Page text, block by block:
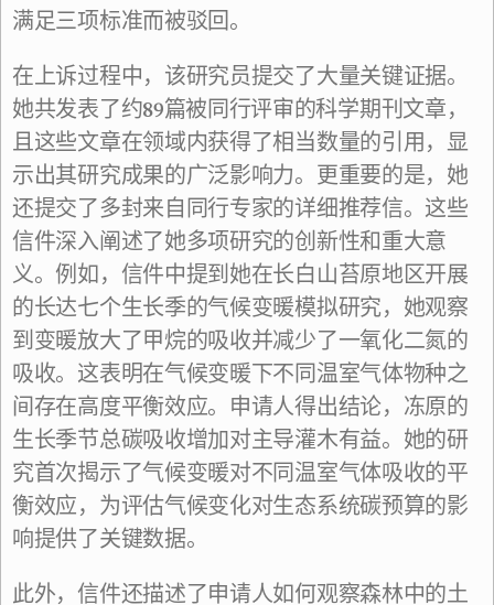
满足三项标准而被驳回。
在上诉过程中，该研究员提交了大量关键证据。
她共发表了约89篇被同行评审的科学期刊文章，
且这些文章在领域内获得了相当数量的引用，显
示出其研究成果的广泛影响力。更重要的是，她
还提交了多封来自同行专家的详细推荐信。这些
信件深入阐述了她多项研究的创新性和重大意
义。例如，信件中提到她在长白山苔原地区开展
的长达七个生长季的气候变暖模拟研究，她观察
到变暖放大了甲烷的吸收并减少了一氧化二氮的
吸收。这表明在气候变暖下不同温室气体物种之
间存在高度平衡效应。申请人得出结论，冻原的
生长季节总碳吸收增加对主导灌木有益。她的研
究首次揭示了气候变暖对不同温室气体吸收的平
衡效应，为评估气候变化对生态系统碳预算的影
响提供了关键数据。
此外，信件还描述了申请人如何观察森林中的土